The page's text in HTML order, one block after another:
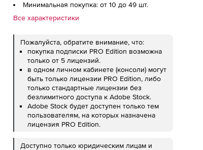
Минимальная покупка: от 10 до 49 шт.
Все характеристики
Пожалуйста, обратите внимание, что:
покупка подписки PRO Edition возможна
только от 5 лицензий.
в одном личном кабинете (консоли) могут
быть только лицензии PRO Edition, либо
только стандартные лицензии без
безлимитного доступа к Adobe Stock.
Adobe Stock будет доступен только тем
пользователям, на которых назначена
лицензия PRO Edition.
Доступно только юридическим лицам и